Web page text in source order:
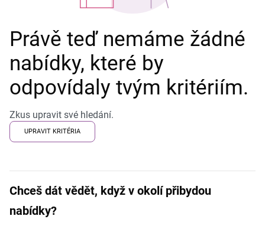
Právě teď nemáme žádné
nabídky, které by
odpovídaly tvým kritériím.
Zkus upravit své hledání.
UPRAVIT KRITÉRIA
Chceš dát vědět, když v okolí přibydou
nabídky?